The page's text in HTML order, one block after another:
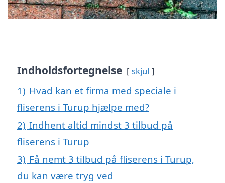
Indholdsfortegnelse skjul
1) Hvad kan et firma med speciale i
fliserens i Turup hjælpe med?
2) Indhent altid mindst 3 tilbud på
fliserens i Turup
3) Få nemt 3 tilbud på fliserens i Turup,
du kan være tryg ved